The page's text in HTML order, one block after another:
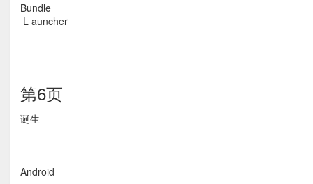
Bundle
L auncher
第6页
诞生
Android